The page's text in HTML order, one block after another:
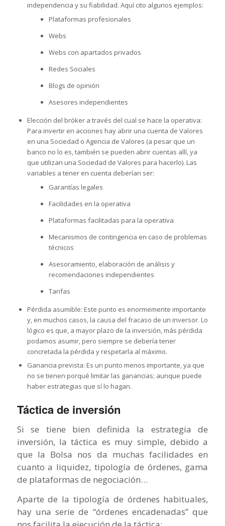
independencia y su fiabilidad. Aquí cito algunos ejemplos:
Plataformas profesionales
Webs
Webs con apartados privados
Redes Sociales
Blogs de opinión
Asesores independientes
Elección del bróker a través del cual se hace la operativa:
Para invertir en acciones hay abrir una cuenta de Valores
en una Sociedad o Agencia de Valores (a pesar que un
banco no lo es, también se pueden abrir cuentas allí, ya
que utilizan una Sociedad de Valores para hacerlo). Las
variables a tener en cuenta deberían ser:
Garantías legales
Facilidades en la operativa
Plataformas facilitadas para la operativa
Mecanismos de contingencia en caso de problemas
técnicos
Asesoramiento, elaboración de análisis y
recomendaciones independientes
Tarifas
Pérdida asumible: Este punto es enormemente importante
y, en muchos casos, la causa del fracaso de un inversor. Lo
lógico es que, a mayor plazo de la inversión, más pérdida
podamos asumir, pero siempre se debería tener
concretada la pérdida y respetarla al máximo.
Ganancia prevista: Es un punto menos importante, ya que
no se tienen porqué limitar las ganancias; aunque puede
haber estrategias que sí lo hagan.
Táctica de inversión
Si se tiene bien definida la estrategia de
inversión, la táctica es muy simple, debido a
que la Bolsa nos da muchas facilidades en
cuanto a liquidez, tipología de órdenes, gama
de plataformas de negociación…
Aparte de la tipología de órdenes habituales,
hay una serie de “órdenes encadenadas” que